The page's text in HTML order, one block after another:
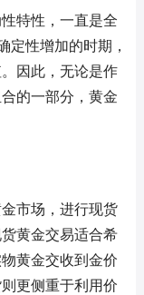
特性，一直是全
定性增加的时期，
因此，无论是作
的一部分，黄金
市场，进行现货
黄金交易适合希
黄金交收到金价
更侧重于利用价